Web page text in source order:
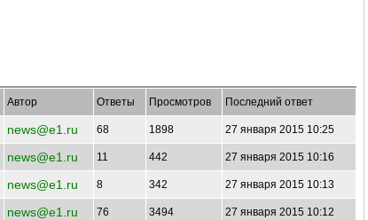
Автор Ответы Просмотров Последний ответ
news@e1.ru 68 1898 27 января 2015 10:25
news@e1.ru 11 442 27 января 2015 10:16
news@e1.ru 8 342 27 января 2015 10:13
news@e1.ru 76 3494 27 января 2015 10:12